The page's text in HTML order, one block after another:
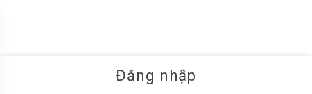
Đăng nhập